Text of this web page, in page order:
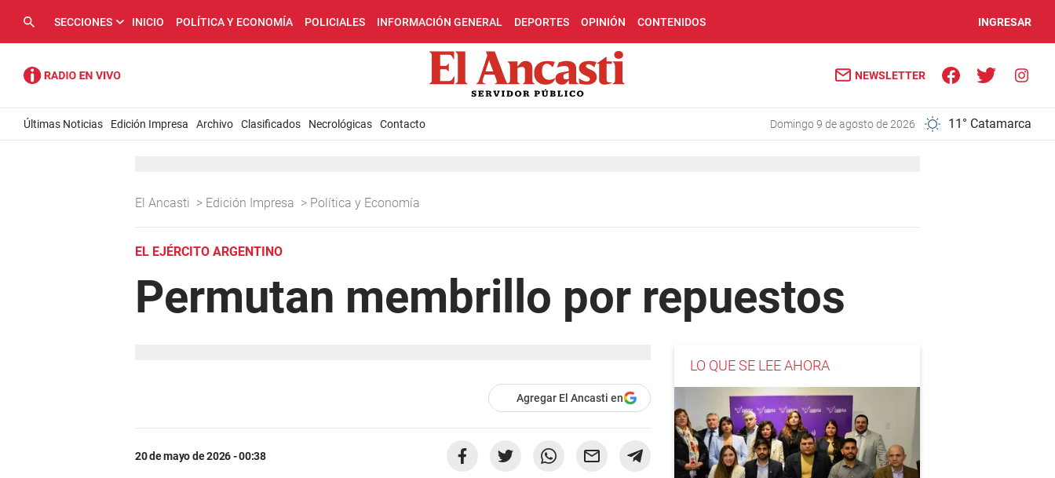
SECCIONES INICIO POLÍTICA Y ECONOMÍA POLICIALES INFORMACIÓN GENERAL DEPORTES OPINIÓN CONTENIDOS INGRESAR
NEWSLETTER
Últimas Noticias Edición Impresa Archivo Clasificados Necrológicas Contacto domingo 9 de agosto de 2026 11° Catamarca
El Ancasti > Edición Impresa > Política y Economía
EL EJÉRCITO ARGENTINO
Permutan membrillo por repuestos
Agregar El Ancasti en
20 de mayo de 2026 - 00:38
LO QUE SE LEE AHORA